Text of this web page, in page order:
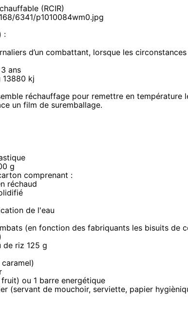
(RCIR)
:
d’un combattant, lorsque les
ans
13880 kj
réchauffage pour remettre en température
un film de suremballage.
g
comprenant :
réchaud
de l'eau
(en fonction des fabriquants les bisuits de
de riz 125 g
ou 1 barre energétique
(servant de mouchoir, serviette, papier